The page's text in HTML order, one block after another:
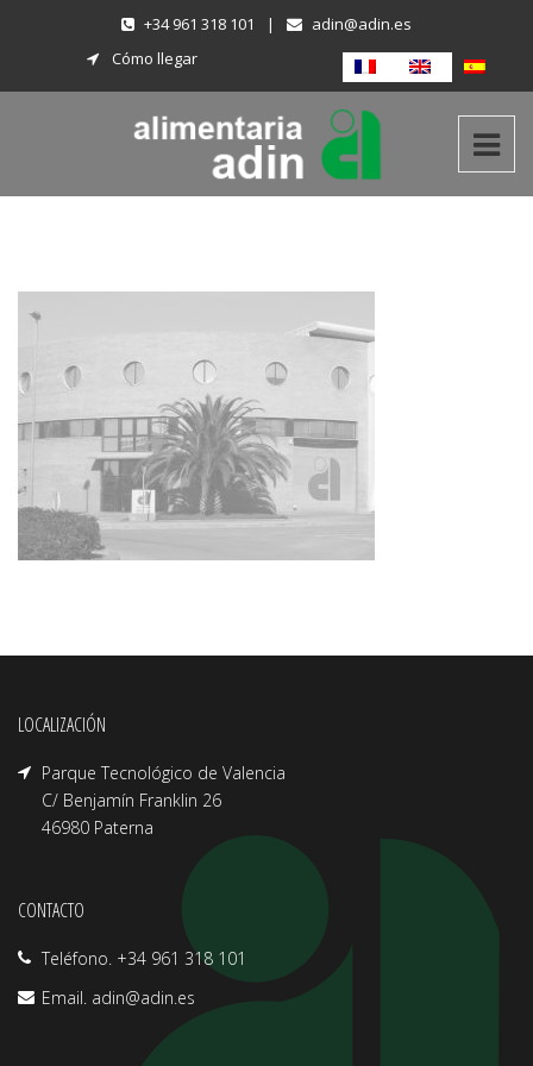
+34 961 318 101 |
adin@adin.es
Cómo llegar
LOCALIZACIÓN
Parque Tecnológico de Valencia
C/ Benjamín Franklin 26
46980 Paterna
CONTACTO
Teléfono. +34 961 318 101
Email. adin@adin.es